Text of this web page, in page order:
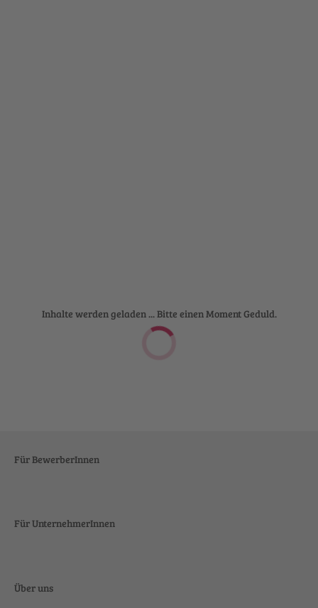
Inhalte werden geladen ... Bitte einen Moment Geduld.
Für BewerberInnen
Für UnternehmerInnen
Über uns